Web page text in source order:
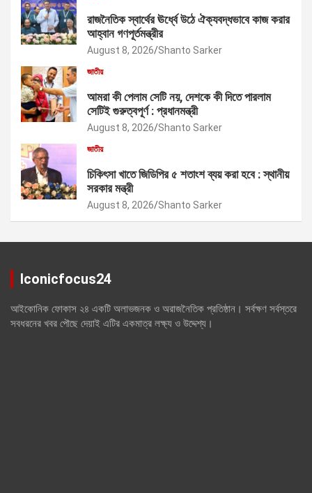
রাজনৈতিক স্বার্থের ঊর্ধ্বে উঠে ঐক্যবদ্ধভাবে কাজ করার
আহ্বান গণপূর্তমন্ত্রীর
August 8, 2026 Shanto Sarker
জাতীয়
আমরা কী পেলাম সেটি নয়, দেশকে কী দিতে পারলাম
সেটিই গুরুত্বপূর্ণ : প্রধানমন্ত্রী
August 8, 2026 Shanto Sarker
জাতীয়
চিকিৎসা খাতে জিডিপির ৫ শতাংশ ব্যয় করা হবে : স্থানীয়
সরকার মন্ত্রী
August 8, 2026 Shanto Sarker
Iconicfocus24
আইকোনিক ফোকাস ২৪ একটি অলাভজনক ও অরাজনৈতিক প্রতিষ্ঠান। সর্বক্ষণ সর্বস্তরে
সবধরনের খবর পৌছে দেয়াই এটির একমাত্র লক্ষ্য ও উদ্দেশ্য।